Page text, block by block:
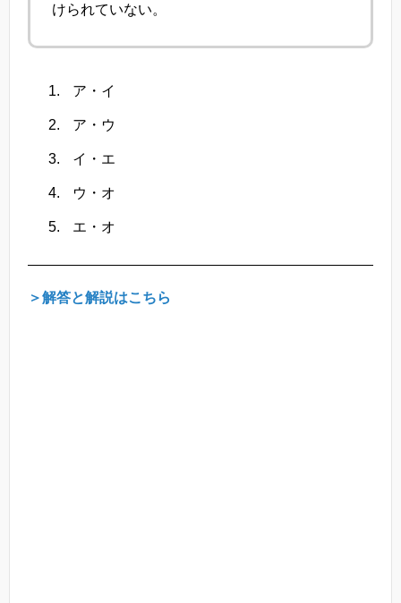
けられていない。
ア・イ
ア・ウ
イ・エ
ウ・オ
エ・オ
＞解答と解説はこちら